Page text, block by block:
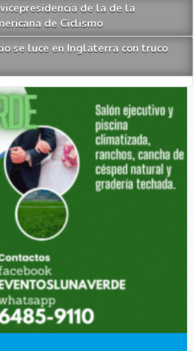
de la de la
de Ciclismo
se luce en Inglaterra con truco